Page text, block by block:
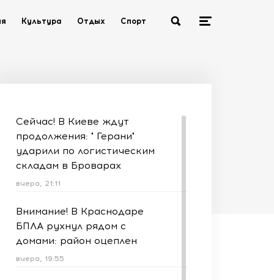
Культура Отдых Спорт
Сейчас! В Киеве ждут
продолжения: " Герани"
ударили по логистическим
складам в Броварах
вчера, 21:11
Внимание! В Краснодаре
БПЛА рухнул рядом с
домами: район оцеплен
вчера, 19:55